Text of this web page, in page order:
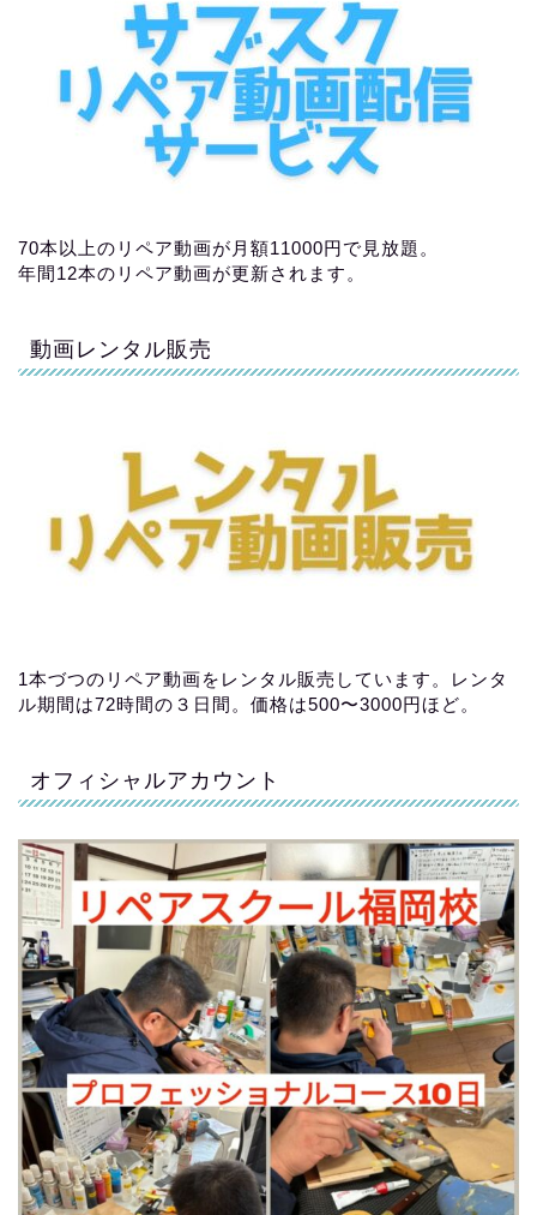
70本以上のリペア動画が月額11000円で見放題。
年間12本のリペア動画が更新されます。
動画レンタル販売
1本づつのリペア動画をレンタル販売しています。レンタ
ル期間は72時間の３日間。価格は500〜3000円ほど。
オフィシャルアカウント